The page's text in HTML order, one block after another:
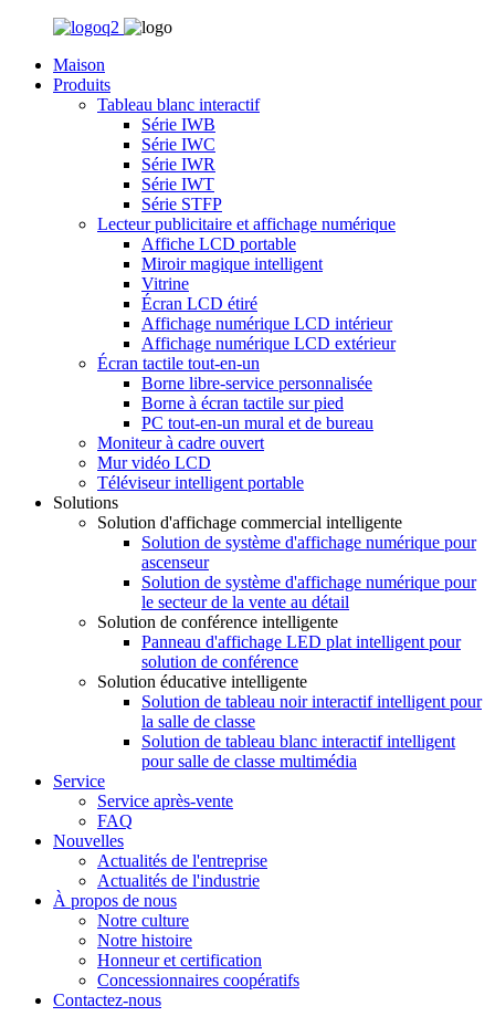
Maison
Produits
Tableau blanc interactif
Série IWB
Série IWC
Série IWR
Série IWT
Série STFP
Lecteur publicitaire et affichage numérique
Affiche LCD portable
Miroir magique intelligent
Vitrine
Écran LCD étiré
Affichage numérique LCD intérieur
Affichage numérique LCD extérieur
Écran tactile tout-en-un
Borne libre-service personnalisée
Borne à écran tactile sur pied
PC tout-en-un mural et de bureau
Moniteur à cadre ouvert
Mur vidéo LCD
Téléviseur intelligent portable
Solutions
Solution d'affichage commercial intelligente
Solution de système d'affichage numérique pour
ascenseur
Solution de système d'affichage numérique pour
le secteur de la vente au détail
Solution de conférence intelligente
Panneau d'affichage LED plat intelligent pour
solution de conférence
Solution éducative intelligente
Solution de tableau noir interactif intelligent pour
la salle de classe
Solution de tableau blanc interactif intelligent
pour salle de classe multimédia
Service
Service après-vente
FAQ
Nouvelles
Actualités de l'entreprise
Actualités de l'industrie
À propos de nous
Notre culture
Notre histoire
Honneur et certification
Concessionnaires coopératifs
Contactez-nous